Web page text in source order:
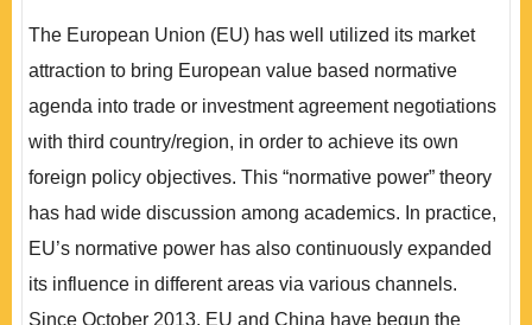
The European Union (EU) has well utilized its market
attraction to bring European value based normative
agenda into trade or investment agreement negotiations
with third country/region, in order to achieve its own
foreign policy objectives. This “normative power” theory
has had wide discussion among academics. In practice,
EU’s normative power has also continuously expanded
its influence in different areas via various channels.
Since October 2013, EU and China have begun the